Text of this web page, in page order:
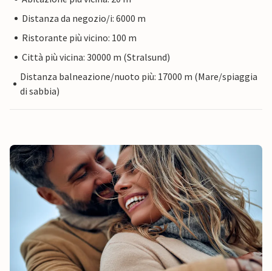
Distanza da negozio/i: 6000 m
Ristorante più vicino: 100 m
Città più vicina: 30000 m (Stralsund)
Distanza balneazione/nuoto più: 17000 m (Mare/spiaggia
di sabbia)